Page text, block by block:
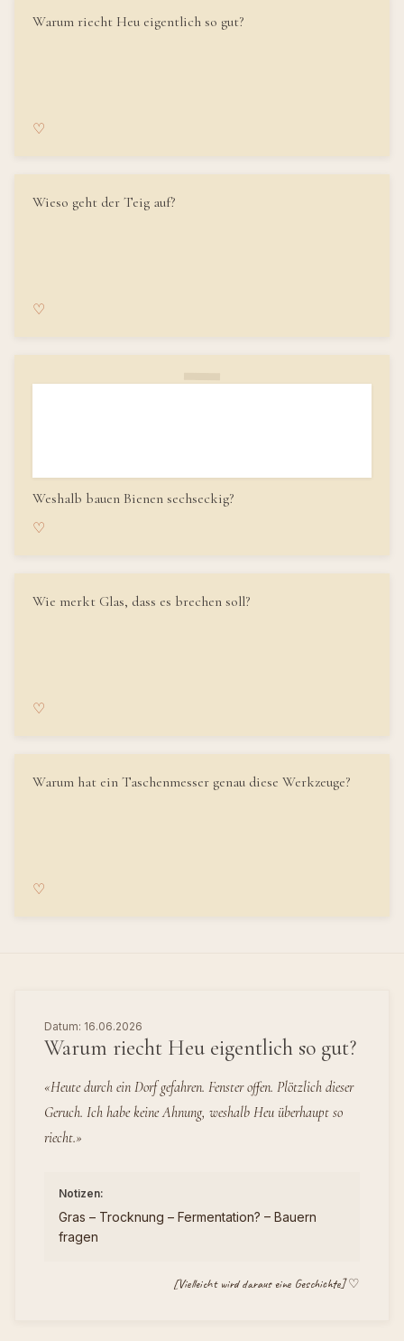
Warum riecht Heu eigentlich so gut?
♡
Wieso geht der Teig auf?
♡
Weshalb bauen Bienen sechseckig?
♡
Wie merkt Glas, dass es brechen soll?
♡
Warum hat ein Taschenmesser genau diese Werkzeuge?
♡
Datum: 16.06.2026
Warum riecht Heu eigentlich so gut?
«Heute durch ein Dorf gefahren. Fenster offen. Plötzlich dieser
Geruch. Ich habe keine Ahnung, weshalb Heu überhaupt so
riecht.»
Notizen:
Gras – Trocknung – Fermentation? – Bauern
fragen
[Vielleicht wird daraus eine Geschichte] ♡